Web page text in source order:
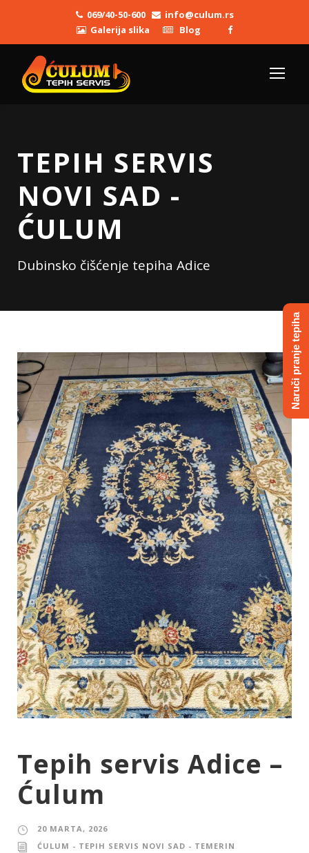
069/40-50-600
info@culum.rs
Galerija slika
Blog
TEPIH SERVIS
NOVI SAD -
ĆULUM
Dubinsko čišćenje tepiha Adice
Tepih servis Adice –
Ćulum
20 MARTA, 2026
ĆULUM - TEPIH SERVIS NOVI SAD - TEMERIN
Naruči pranje tepiha